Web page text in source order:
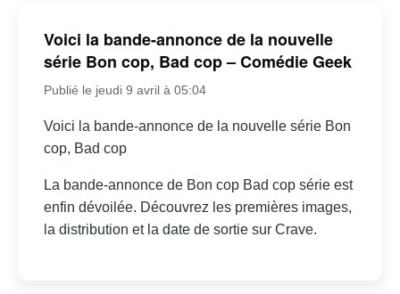
Voici la bande-annonce de la nouvelle
série Bon cop, Bad cop – Comédie Geek
Publié le jeudi 9 avril à 05:04
Voici la bande-annonce de la nouvelle série Bon
cop, Bad cop
La bande-annonce de Bon cop Bad cop série est
enfin dévoilée. Découvrez les premières images,
la distribution et la date de sortie sur Crave.